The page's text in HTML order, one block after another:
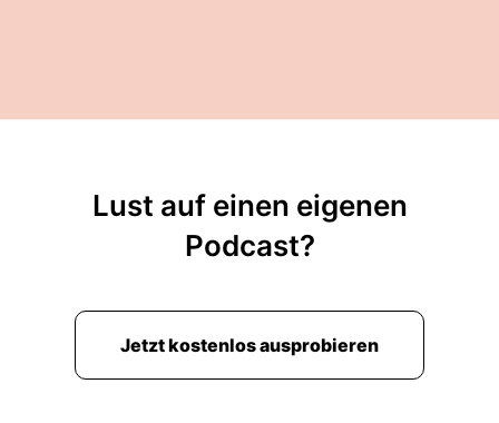
Lust auf einen eigenen
Podcast?
Jetzt kostenlos ausprobieren